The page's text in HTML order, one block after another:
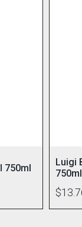
750ml
Luigi
750ml